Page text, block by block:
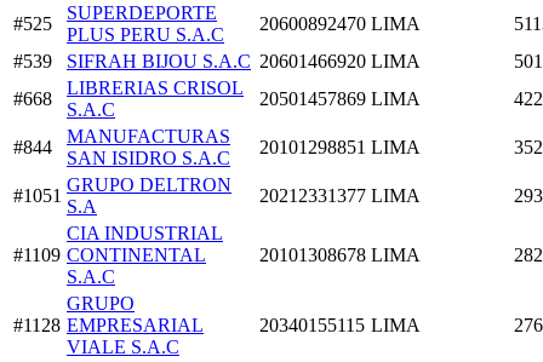
#525
SUPERDEPORTE
PLUS PERU S.A.C
20600892470 LIMA
#539
SIFRAH BIJOU S.A.C 20601466920 LIMA
#668
LIBRERIAS CRISOL
S.A.C
20501457869 LIMA
#844
MANUFACTURAS
SAN ISIDRO S.A.C
20101298851 LIMA
#1051
GRUPO DELTRON
S.A
20212331377 LIMA
#1109
CIA INDUSTRIAL
CONTINENTAL
S.A.C
20101308678 LIMA
#1128
GRUPO
EMPRESARIAL
VIALE S.A.C
20340155115 LIMA